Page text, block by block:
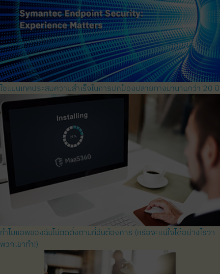
ไซแมนเทคประสบความสำเร็จในการปกป้องปลายทางมานานกว่า 20 ปี
ทำไมแอพของฉันไม่ติดตั้งตามที่ฉันต้องการ (หรือจะแน่ใจได้อย่างไรว่า
พวกเขาทำ!)